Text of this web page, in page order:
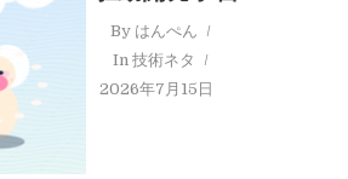
By はんぺん
In技術ネタ
2026年7月15日